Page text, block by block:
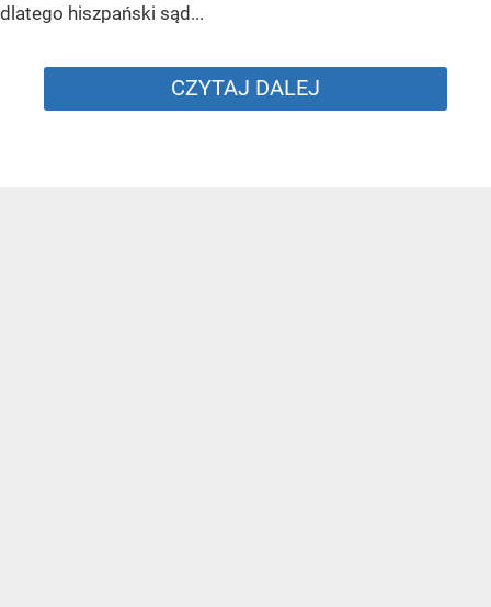
dlatego hiszpański sąd...
CZYTAJ DALEJ